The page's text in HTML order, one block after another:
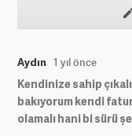
Aydın 1 yıl önce
Kendinize sahip
bakıyorum kendi
olamalı hani bi sürü